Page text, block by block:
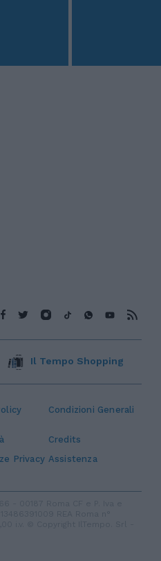
Condizioni Generali
Credits
Privacy Assistenza
Il Tempo Shopping